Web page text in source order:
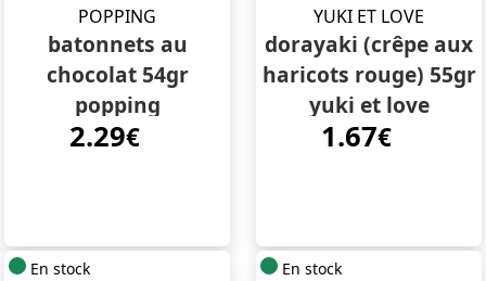
batonnets au
chocolat 54gr
popping
2.29€
dorayaki (crêpe aux
haricots rouge) 55gr
yuki et love
1.67€
En stock En stock